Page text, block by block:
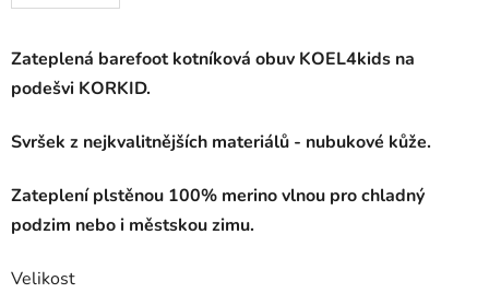
Zateplená barefoot kotníková obuv KOEL4kids na
podešvi KORKID.
Svršek z nejkvalitnějších materiálů - nubukové kůže.
Zateplení plstěnou 100% merino vlnou pro chladný
podzim nebo i městskou zimu.
Velikost